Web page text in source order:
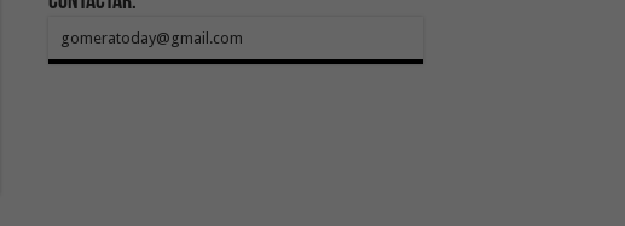
gomeratoday@gmail.com